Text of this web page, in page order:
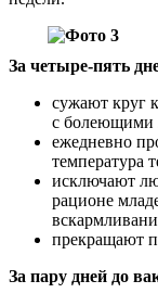
За четыре-пять
сужают круг
с болеющими
ежедневно
температура
исключают
рационе
прекращают
За пару дней до